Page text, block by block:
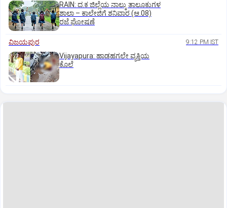
RAIN: ದ.ಕ ಜಿಲ್ಲೆಯ ನಾಲ್ಕು ತಾಲೂಕುಗಳ
ಶಾಲಾ – ಕಾಲೇಜಿಗೆ ಶನಿವಾರ (ಆ.08)
ರಜೆ ಘೋಷಣೆ
ವಿಜಯಪುರ 9:12 PM IST
Vijayapura: ಹಾಡಹಗಲೇ ವ್ಯಕ್ತಿಯ
ಕೊಲೆ